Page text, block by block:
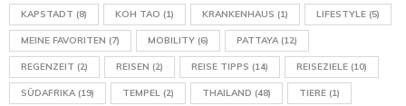
KAPSTADT (8) KOH TAO (1) KRANKENHAUS (1) LIFESTYLE (5)
MEINE FAVORITEN (7) MOBILITY (6) PATTAYA(12)
REGENZEIT (2) REISEN (2) REISE TIPPS (14) REISEZIELE (10)
SÜDAFRIKA(19) TEMPEL (2) THAILAND (48) TIERE (1)